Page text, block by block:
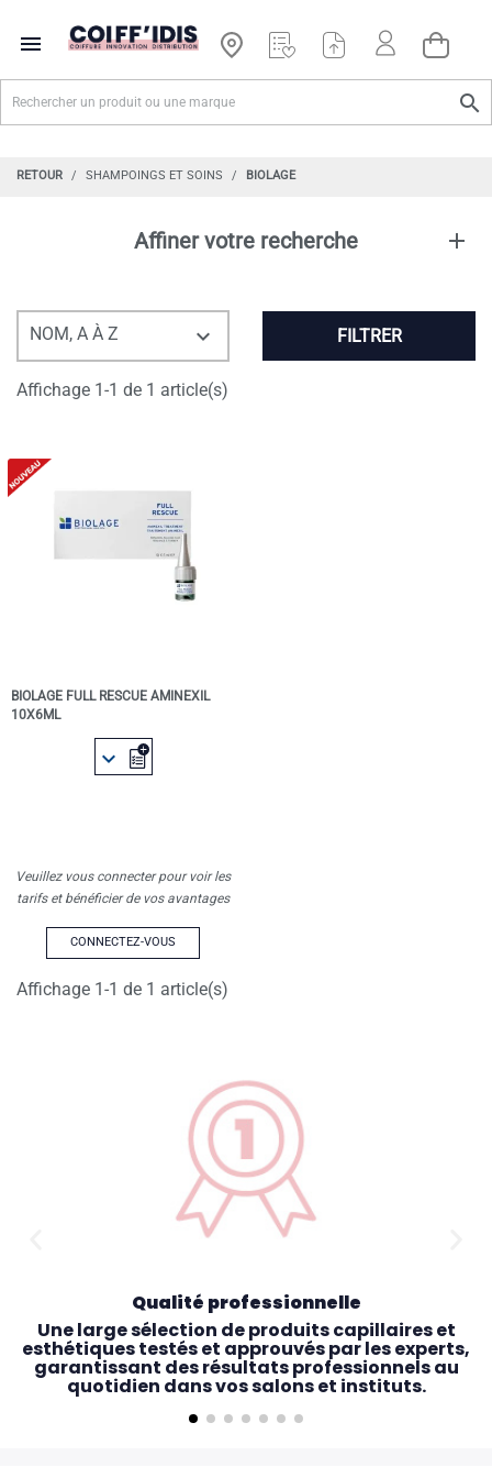


RETOUR SHAMPOINGS ET SOINS BIOLAGE
Affiner votre recherche
NOM, A À Z  FILTRER
Affichage 1-1 de 1 article(s)
BIOLAGE FULL RESCUE AMINEXIL
10X6ML

Veuillez vous connecter pour voir les
tarifs et bénéficier de vos avantages
CONNECTEZ-VOUS
Affichage 1-1 de 1 article(s)
Qualité professionnelle
Une large sélection de produits capillaires et
esthétiques testés et approuvés par les experts,
garantissant des résultats professionnels au
quotidien dans vos salons et instituts.